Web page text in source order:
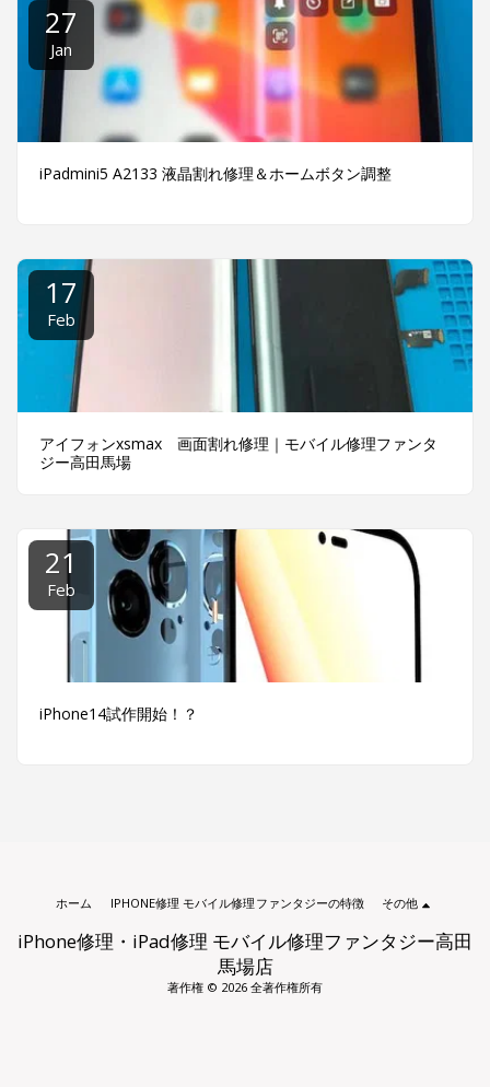
27
Jan
iPadmini5 A2133 液晶割れ修理＆ホームボタン調整
17
Feb
アイフォンxsmax 画面割れ修理｜モバイル修理ファンタ
ジー高田馬場
21
Feb
iPhone14試作開始！？
iPhone修理・iPad修理 モバイル修理ファンタジー高田
馬場店
著作権 © 2026 全著作権所有
ホーム IPHONE修理 モバイル修理ファンタジーの特徴 その他